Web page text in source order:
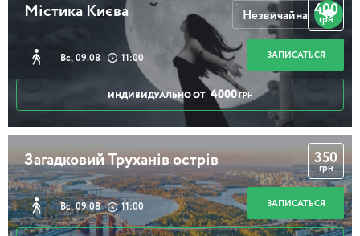
Містика Києва
Вс, 09.08 11:00
400
грн
ЗАПИСАТЬСЯ
ИНДИВИДУАЛЬНО ОТ 4000 ГРН
Незвичайна
Загадковий Труханів острів
Вс, 09.08 11:00
350
грн
ЗАПИСАТЬСЯ